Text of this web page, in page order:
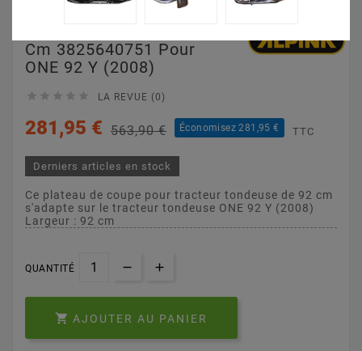
Cm 3825640751 Pour
ONE 92 Y (2008)
     LA REVUE (0)
281,95 € 563,90 € Économisez 281,95 € TTC
Derniers articles en stock
Ce plateau de coupe pour tracteur tondeuse de 92 cm
s'adapte sur le tracteur tondeuse ONE 92 Y (2008)
Largeur : 92 cm
QUANTITÉ
 AJOUTER AU PANIER